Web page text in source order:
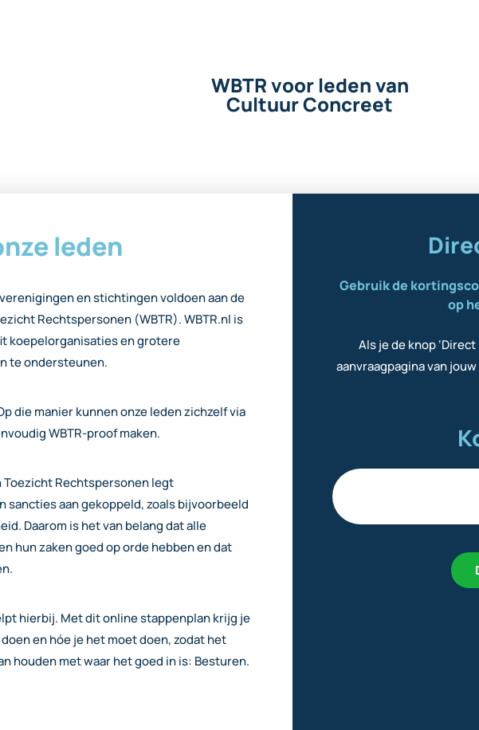
WBTR voor leden van
Cultuur Concreet
leden
en stichtingen voldoen aan de
Rechtspersonen (WBTR). WBTR.nl is
koepelorganisaties en grotere
te ondersteunen.
die manier kunnen onze leden zichzelf via
WBTR-proof maken.
Toezicht Rechtspersonen legt
sancties aan gekoppeld, zoals bijvoorbeeld
Daarom is het van belang dat alle
hun zaken goed op orde hebben en dat
hierbij. Met dit online stappenplan krijg je
en hóe je het moet doen, zodat het
houden met waar het goed in is: Besturen.
Gebruik de
op
Als je de knop
aanvraagpagina van